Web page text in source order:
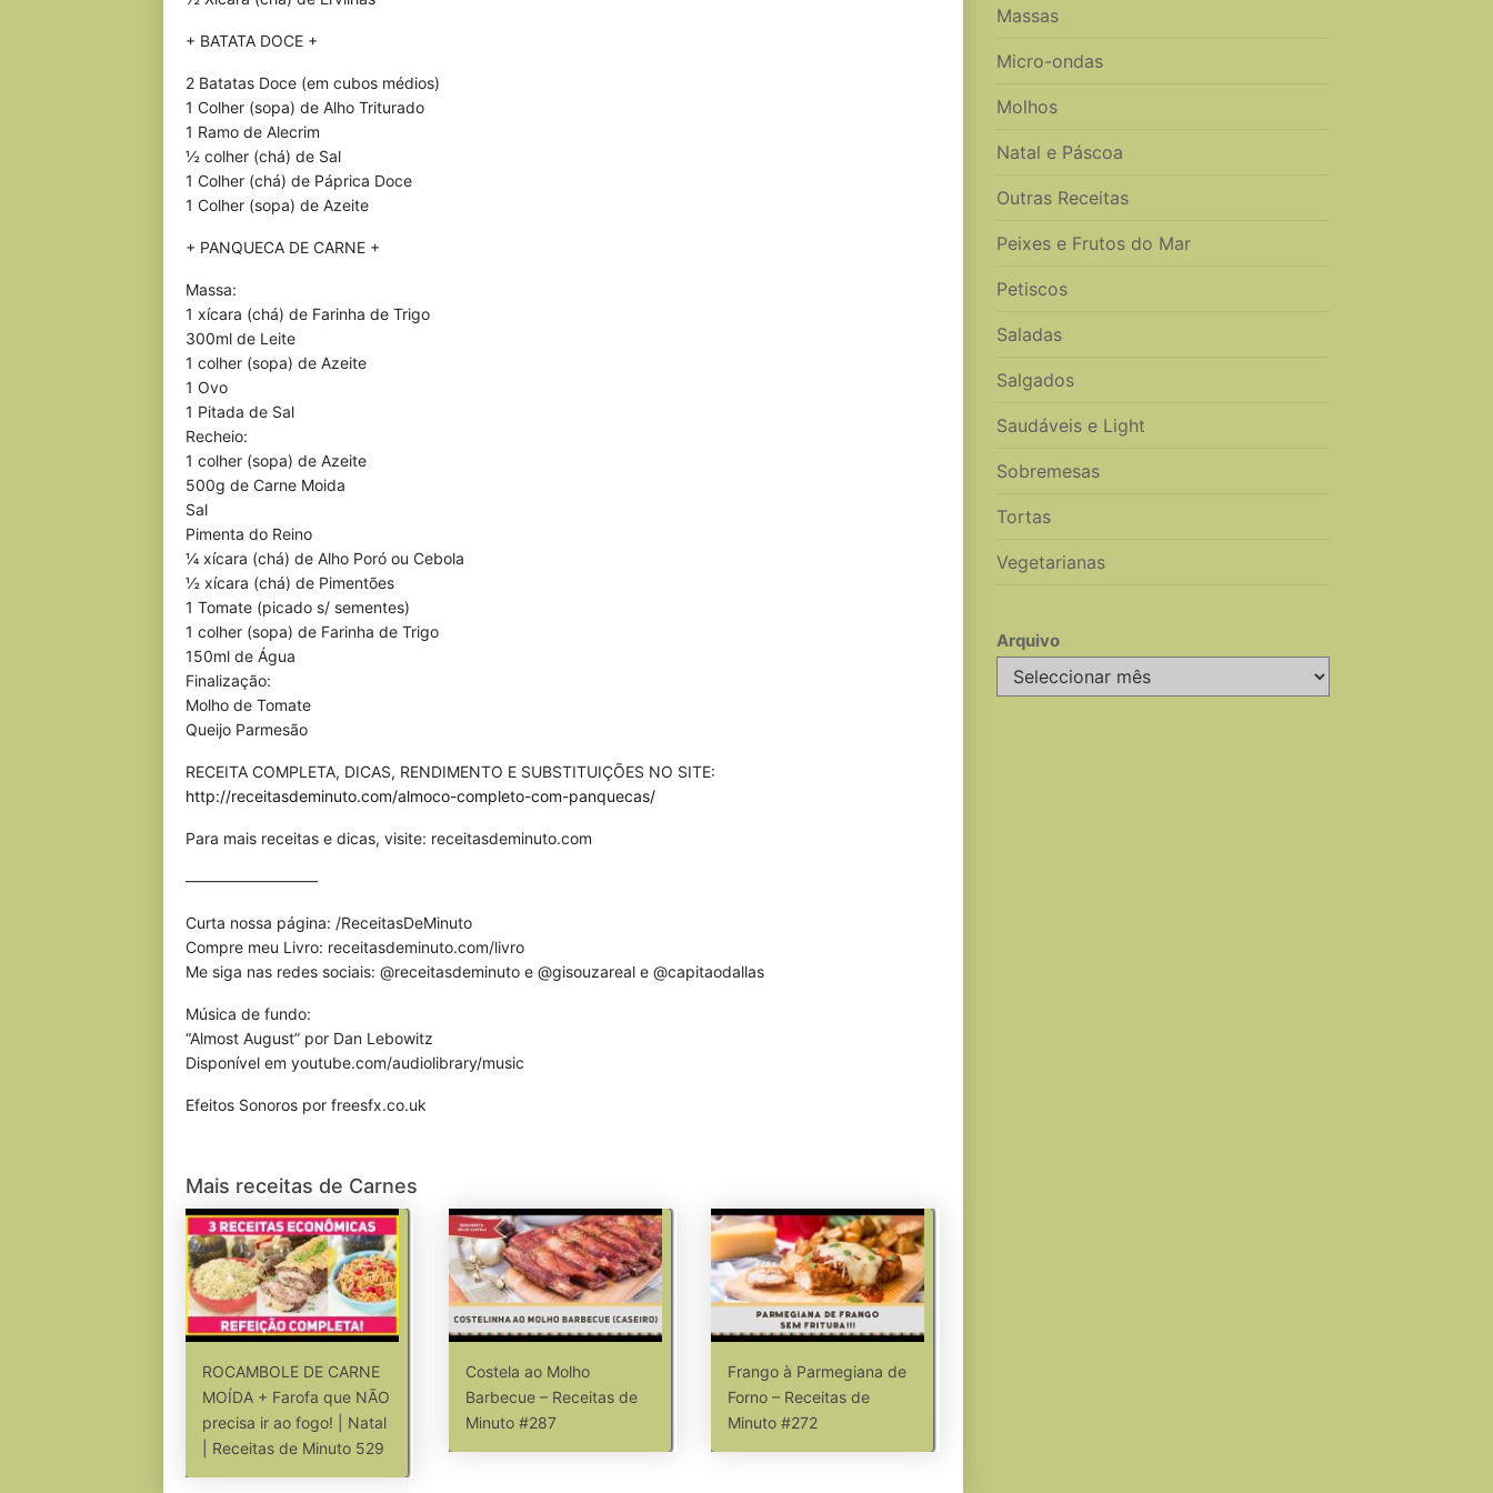
+ BATATA DOCE +
2 Batatas Doce (em cubos médios)
1 Colher (sopa) de Alho Triturado
1 Ramo de Alecrim
½ colher (chá) de Sal
1 Colher (chá) de Páprica Doce
1 Colher (sopa) de Azeite
+ PANQUECA DE CARNE +
Massa:
1 xícara (chá) de Farinha de Trigo
300ml de Leite
1 colher (sopa) de Azeite
1 Ovo
1 Pitada de Sal
Recheio:
1 colher (sopa) de Azeite
500g de Carne Moida
Sal
Pimenta do Reino
¼ xícara (chá) de Alho Poró ou Cebola
½ xícara (chá) de Pimentões
1 Tomate (picado s/ sementes)
1 colher (sopa) de Farinha de Trigo
150ml de Água
Finalização:
Molho de Tomate
Queijo Parmesão
RECEITA COMPLETA, DICAS, RENDIMENTO E SUBSTITUIÇÕES NO SITE:
http://receitasdeminuto.com/almoco-completo-com-panquecas/
Para mais receitas e dicas, visite: receitasdeminuto.com
————————–
Curta nossa página: /ReceitasDeMinuto
Compre meu Livro: receitasdeminuto.com/livro
Me siga nas redes sociais: @receitasdeminuto e @gisouzareal e @capitaodallas
Música de fundo:
“Almost August” por Dan Lebowitz
Disponível em youtube.com/audiolibrary/music
Efeitos Sonoros por freesfx.co.uk
Mais receitas de Carnes
ROCAMBOLE DE CARNE
MOÍDA + Farofa que NÃO
precisa ir ao fogo! | Natal
| Receitas de Minuto 529
Costela ao Molho
Barbecue – Receitas de
Minuto #287
Frango à Parmegiana de
Forno – Receitas de
Minuto #272
Massas
Micro-ondas
Molhos
Natal e Páscoa
Outras Receitas
Peixes e Frutos do Mar
Petiscos
Saladas
Salgados
Saudáveis e Light
Sobremesas
Tortas
Vegetarianas
Arquivo
Arquivo